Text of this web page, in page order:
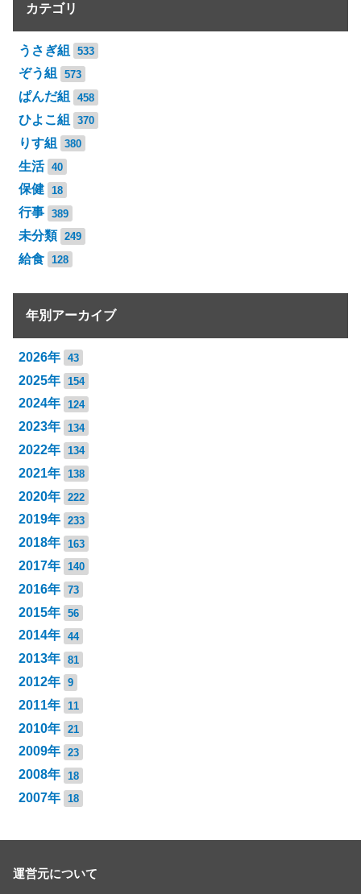
カテゴリ
うさぎ組 533
ぞう組 573
ぱんだ組 458
ひよこ組 370
りす組 380
生活 40
保健 18
行事 389
未分類 249
給食 128
年別アーカイブ
2026年 43
2025年 154
2024年 124
2023年 134
2022年 134
2021年 138
2020年 222
2019年 233
2018年 163
2017年 140
2016年 73
2015年 56
2014年 44
2013年 81
2012年 9
2011年 11
2010年 21
2009年 23
2008年 18
2007年 18
運営元について